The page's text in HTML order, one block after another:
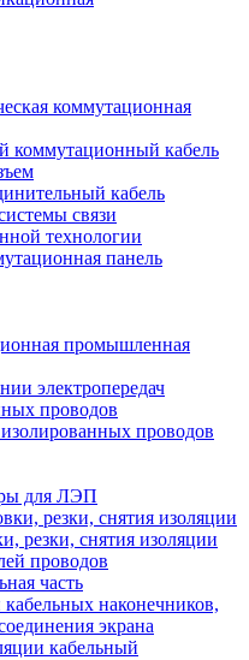
коммутационная
коммутационный кабель
кабель
связи
технологии
панель
промышленная
электропередач
проводов
проводов
для ЛЭП
резки, снятия изоляции
проводов
часть
наконечников,
экрана
кабельный